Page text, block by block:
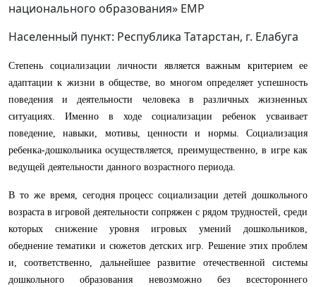
национального образования» ЕМР
Населенный пункт: Республика Татарстан, г. Елабуга
Степень социализации личности является важным критерием ее
адаптации к жизни в обществе, во многом определяет успешность
поведения и деятельности человека в различных жизненных
ситуациях. Именно в ходе социализации ребенок усваивает
поведение, навыки, мотивы, ценности и нормы. Социализация
ребенка-дошкольника осуществляется, преимущественно, в игре как
ведущей деятельности данного возрастного периода.
В то же время, сегодня процесс социализации детей дошкольного
возраста в игровой деятельности сопряжен с рядом трудностей, среди
которых снижение уровня игровых умений дошкольников,
обеднение тематики и сюжетов детских игр. Решение этих проблем
и, соответственно, дальнейшее развитие отечественной системы
дошкольного образования невозможно без всестороннего